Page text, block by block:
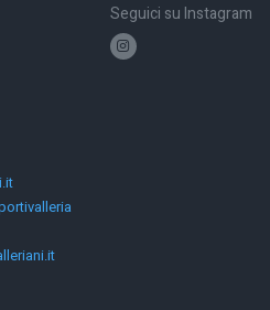
Seguici su Instagram